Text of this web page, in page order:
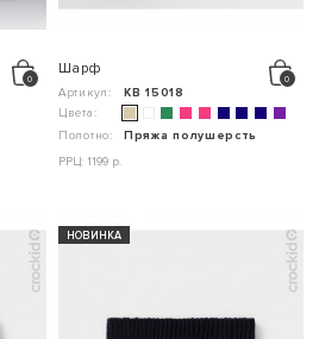
Шарф
Артикул:
КВ 15018
Цвета:
Полотно:
Пряжа полушерсть
РРЦ: 1199 р.
НОВИНКА